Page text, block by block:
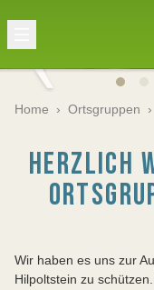
Home › Ortsgruppen ›
HERZLICH
Wir haben es uns zur
Hilpoltstein zu